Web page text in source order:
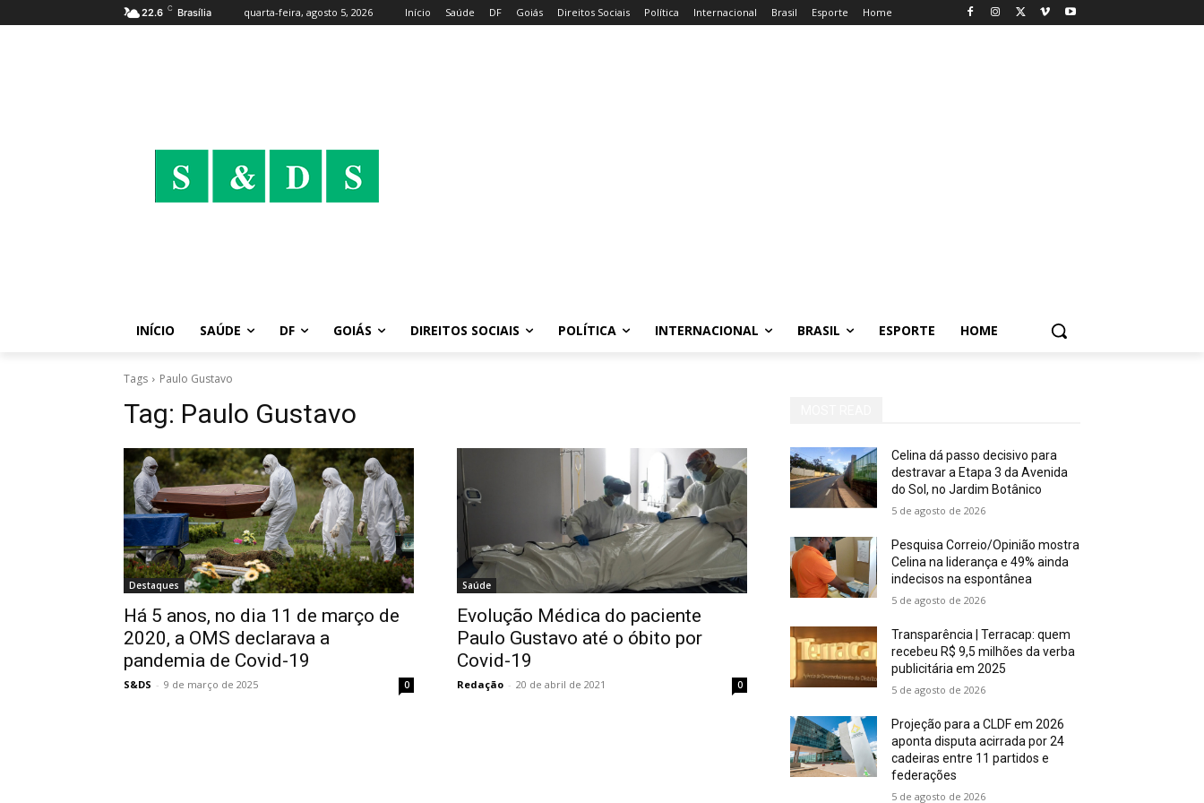
22.6 C Brasília quarta-feira, agosto 5, 2026 Início Saúde DF Goiás Direitos Sociais Política Internacional Brasil Esporte Home
INÍCIO SAÚDE DF GOIÁS DIREITOS SOCIAIS POLÍTICA INTERNACIONAL BRASIL ESPORTE HOME
Tags Paulo Gustavo
Tag: Paulo Gustavo
Destaques
Há 5 anos, no dia 11 de março de
2020, a OMS declarava a
pandemia de Covid-19
S&DS - 9 de março de 2025 0
Saúde
Evolução Médica do paciente
Paulo Gustavo até o óbito por
Covid-19
Redação - 20 de abril de 2021 0
Celina dá passo decisivo para
destravar a Etapa 3 da Avenida
do Sol, no Jardim Botânico
5 de agosto de 2026
Pesquisa Correio/Opinião mostra
Celina na liderança e 49% ainda
indecisos na espontânea
5 de agosto de 2026
Transparência | Terracap: quem
recebeu R$ 9,5 milhões da verba
publicitária em 2025
5 de agosto de 2026
Projeção para a CLDF em 2026
aponta disputa acirrada por 24
cadeiras entre 11 partidos e
federações
5 de agosto de 2026